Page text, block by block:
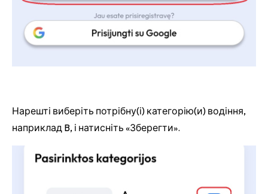
Нарешті виберіть потрібну(і) категорію(и) водіння,
наприклад B, і натисніть «Зберегти».